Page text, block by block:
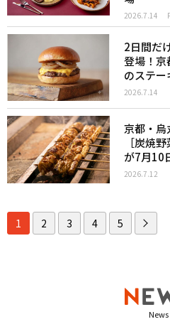
2026.7.14
2日間だ
登場！京
のステ
2026.7.14
京都・烏
［炭焼
が7月10
2026.7.12
1 2 3 4 5
News